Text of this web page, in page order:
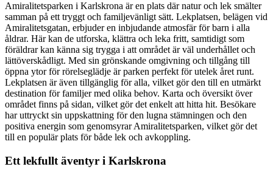
Amiralitetsparken i Karlskrona är en plats där natur och lek smälter
samman på ett tryggt och familjevänligt sätt. Lekplatsen, belägen vid
Amiralitetsgatan, erbjuder en inbjudande atmosfär för barn i alla
åldrar. Här kan de utforska, klättra och leka fritt, samtidigt som
föräldrar kan känna sig trygga i att området är väl underhållet och
lättöverskådligt. Med sin grönskande omgivning och tillgång till
öppna ytor för rörelseglädje är parken perfekt för utelek året runt.
Lekplatsen är även tillgänglig för alla, vilket gör den till en utmärkt
destination för familjer med olika behov. Karta och översikt över
området finns på sidan, vilket gör det enkelt att hitta hit. Besökare
har uttryckt sin uppskattning för den lugna stämningen och den
positiva energin som genomsyrar Amiralitetsparken, vilket gör det
till en populär plats för både lek och avkoppling.
Ett lekfullt äventyr i Karlskrona